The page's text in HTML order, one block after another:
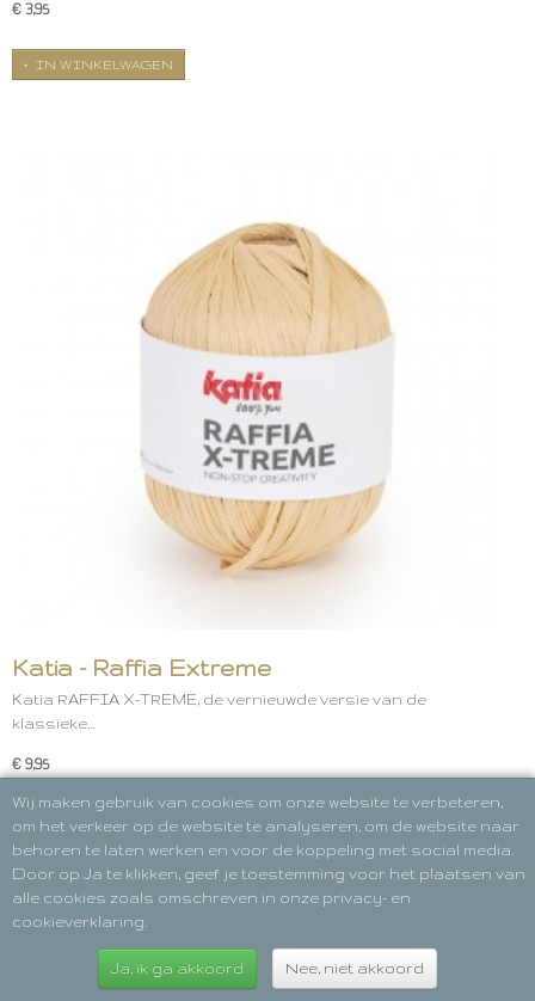
€ 3,95
IN WINKELWAGEN
Katia - Raffia Extreme
Katia RAFFIA X-TREME, de vernieuwde versie van de
klassieke…
€ 9,95
IN WINKELWAGEN
Wij maken gebruik van cookies om onze website te verbeteren,
om het verkeer op de website te analyseren, om de website naar
behoren te laten werken en voor de koppeling met social media.
Door op Ja te klikken, geef je toestemming voor het plaatsen van
alle cookies zoals omschreven in onze privacy- en
cookieverklaring.
Ja, ik ga akkoord Nee, niet akkoord